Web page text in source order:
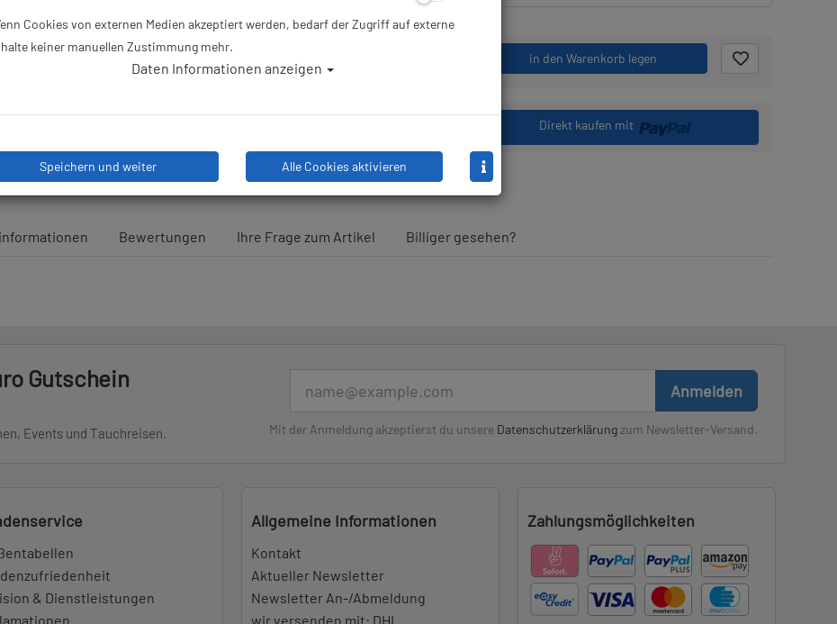
in den Warenkorb legen
Direkt kaufen mit
Bewertungen Ihre Frage zum Artikel Billiger gesehen?
Gutschein
Events und Tauchreisen.
Anmelden
Mit der Anmeldung akzeptierst du unsere Datenschutzerklärung zum Newsletter-Versand.
& Dienstleistungen
Allgemeine Informationen
Kontakt
Aktueller Newsletter
Newsletter An-/Abmeldung
wir versenden mit: DHL
Zahlungsmöglichkeiten
Cookies von externen Medien akzeptiert werden, bedarf der Zugriff auf externe
keiner manuellen Zustimmung mehr.
Daten Informationen anzeigen
Speichern und weiter Alle Cookies aktivieren